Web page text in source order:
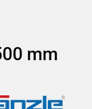
mm